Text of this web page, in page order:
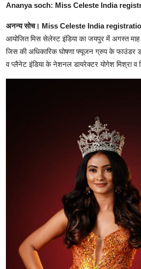
Ananya soch: Miss Celeste India
अनन्य सोच। Miss Celeste India
आयोजित मिस सेलेस्ट इंडिया का जयपुर में अगस्त
जिस की अधिकारिक घोषणा फ्यूजन ग्रुप के फाउंडर
व प्लैनेट इंडिया के नेशनल डायरेक्टर योगेश मिश्रा व